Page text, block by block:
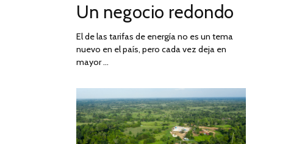
ON
DE
DE
2022
Un negocio redondo
El de las tarifas de energía no es un tema
nuevo en el país, pero cada vez deja en
mayor …